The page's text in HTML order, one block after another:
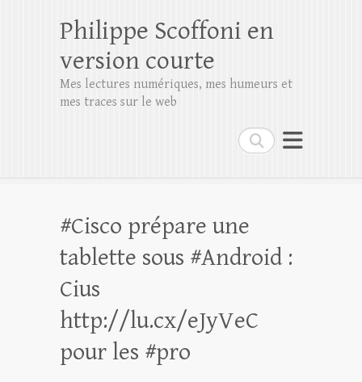
Rechercher
Philippe Scoffoni en
version courte
Mes lectures numériques, mes humeurs et
mes traces sur le web
#Cisco prépare une
tablette sous #Android :
Cius
http://lu.cx/eJyVeC
pour les #pro